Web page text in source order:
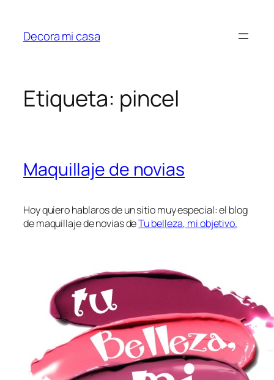
contenido
Decora mi casa
Etiqueta: pincel
Maquillaje de novias
Hoy quiero hablaros de un sitio muy especial: el blog
de maquillaje de novias deTu belleza, mi objetivo.